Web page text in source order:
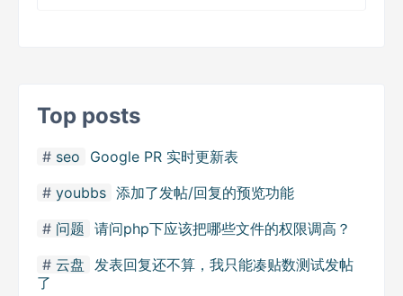
Top posts
seo
Google PR 实时更新表
youbbs 添加了发帖/回复的预览功能
问题 请问php下应该把哪些文件的权限调高？
云盘
发表回复还不算，我只能凑贴数测试发帖
了